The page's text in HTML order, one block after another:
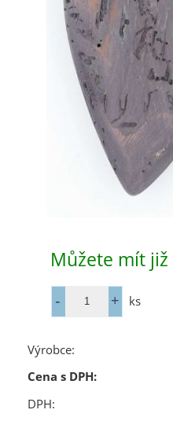
Můžete mít již
ks
Výrobce:
Cena s DPH:
DPH: